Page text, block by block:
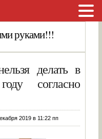
руками!!!
делать в
согласно
2019 в 11:22 пп